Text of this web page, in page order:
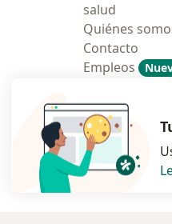
salud
Quiénes
Contacto
Empleos
Contratación